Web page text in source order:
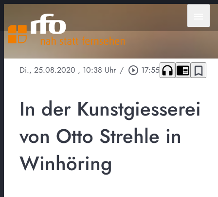
Di., 25.08.2020 , 10:38 Uhr / play_circle_outline 17:55 headphones chrome_reader_mode bookmark_border
In der Kunstgiesserei
von Otto Strehle in
Winhöring